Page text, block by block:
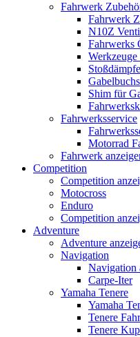
Fahrwerk
Fahrwerk
N10Z
Fahrwerks
Shim für
Fahrwerksservice
Motorrad
Fahrwerk
Competition
Competition
Motocross
Enduro
Competition
Adventure
Adventure
Navigation
Navigation
Carpe-Iter
Yamaha Tenere
Yamaha
Tenere
Tenere